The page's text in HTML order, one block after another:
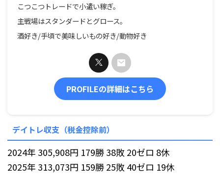
こつこつトレードで小遣い稼ぎ。
主戦場はスタンダードとグロース。
酒好き/手頃で美味しいもの好き/動物好き
PROFILEの詳細はこちら
デイトレ収支（税金控除前）
2024年 305,908円 179勝 38敗 20ゼロ 8休
2025年 313,073円 159勝 25敗 40ゼロ 19休